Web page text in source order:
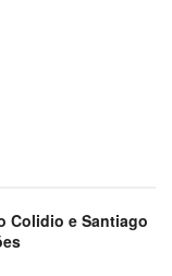
Colidio e Santiago